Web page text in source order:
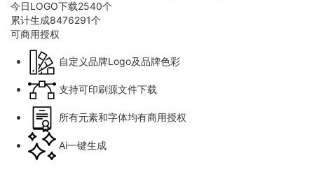
今日LOGO下载2540个
累计生成8476291个
可商用授权
自定义品牌Logo及品牌色彩
支持可印刷源文件下载
所有元素和字体均有商用授权
Ai一键生成